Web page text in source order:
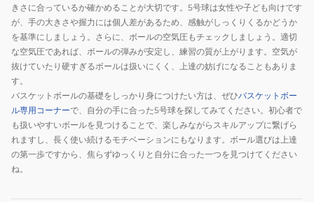
室
外
きさに合っているか確かめることが大切です。5号球は女性や子ども向けです
が、手の大きさや握力には個人差があるため、感触がしっくりくるかどうか
を基準にしましょう。さらに、ボールの空気圧もチェックしましょう。適切
な空気圧であれば、ボールの弾みが安定し、練習の質が上がります。空気が
抜けていたり硬すぎるボールは扱いにくく、上達の妨げになることもありま
す。
バスケットボールの基礎をしっかり身につけたい方は、ぜひバスケットボー
ル専用コーナーで、自分の手に合った5号球を探してみてください。初心者で
も扱いやすいボールを見つけることで、楽しみながらスキルアップに繋げら
れますし、長く使い続けるモチベーションにもなります。ボール選びは上達
の第一歩ですから、焦らずゆっくりと自分に合った一つを見つけてください
ね。